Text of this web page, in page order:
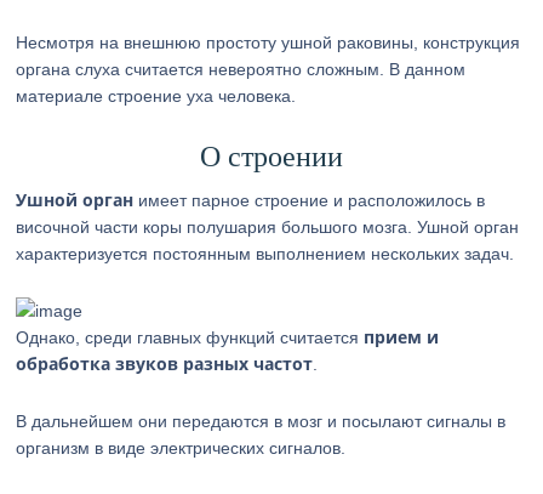
Несмотря на внешнюю простоту ушной раковины, конструкция
органа слуха считается невероятно сложным. В данном
материале строение уха человека.
О строении
Ушной орган имеет парное строение и расположилось в
височной части коры полушария большого мозга. Ушной орган
характеризуется постоянным выполнением нескольких задач.
Однако, среди главных функций считается прием и
обработка звуков разных частот
В дальнейшем они передаются в мозг и посылают сигналы в
организм в виде электрических сигналов.